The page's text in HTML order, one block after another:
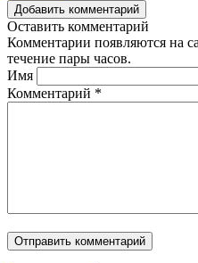
Добавить комментарий
Оставить комментарий
Комментарии появляются на
течение пары часов.
Имя
Комментарий *